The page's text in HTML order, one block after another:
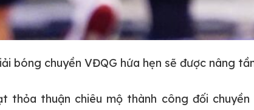
bóng chuyền VĐQG hứa hẹn sẽ được nâng
thỏa thuận chiêu mộ thành công đối